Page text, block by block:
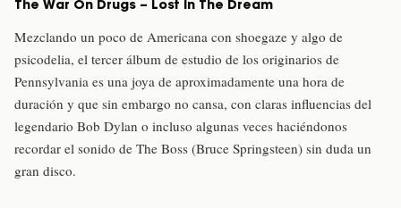
The War On Drugs – Lost In The Dream
Mezclando un poco de Americana con shoegaze y algo de
psicodelia, el tercer álbum de estudio de los originarios de
Pennsylvania es una joya de aproximadamente una hora de
duración y que sin embargo no cansa, con claras influencias del
legendario Bob Dylan o incluso algunas veces haciéndonos
recordar el sonido de The Boss (Bruce Springsteen) sin duda un
gran disco.